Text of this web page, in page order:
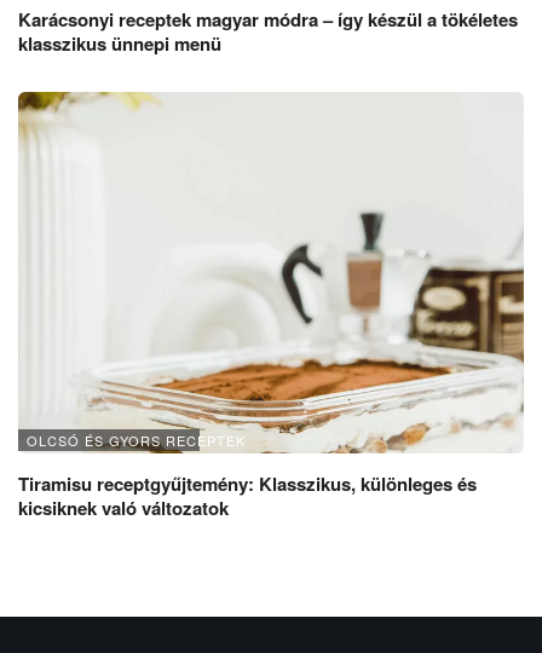
Karácsonyi receptek magyar módra – így készül a tökéletes
klasszikus ünnepi menü
OLCSÓ ÉS GYORS RECEPTEK
Tiramisu receptgyűjtemény: Klasszikus, különleges és
kicsiknek való változatok